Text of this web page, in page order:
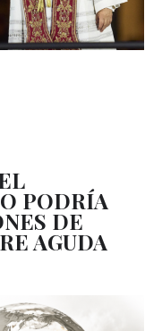
PODRÍA
DE
AGUDA